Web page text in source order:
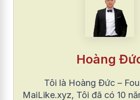
Hoàng
Tôi là Hoàng Đức –
MaiLike.xyz, Tôi đã có 10